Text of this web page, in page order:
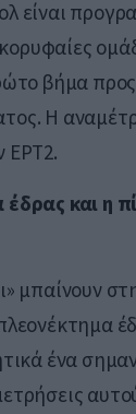
είναι
βήμα
Η
ΕΡΤ2.
και η
μπαίνουν
ένα